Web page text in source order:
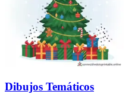
Dibujos Temáticos